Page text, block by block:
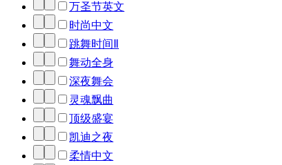
万圣节英文
时尚中文
跳舞时间Ⅱ
舞动全身
深夜舞会
灵魂飘曲
顶级盛宴
凯迪之夜
柔情中文